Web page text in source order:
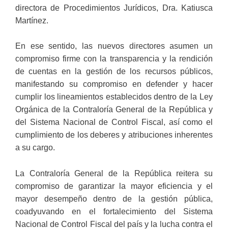
directora de Procedimientos Jurídicos, Dra. Katiusca
Martínez.
En ese sentido, las nuevos directores asumen un
compromiso firme con la transparencia y la rendición
de cuentas en la gestión de los recursos públicos,
manifestando su compromiso en defender y hacer
cumplir los lineamientos establecidos dentro de la Ley
Orgánica de la Contraloría General de la República y
del Sistema Nacional de Control Fiscal, así como el
cumplimiento de los deberes y atribuciones inherentes
a su cargo.
La Contraloría General de la República reitera su
compromiso de garantizar la mayor eficiencia y el
mayor desempeño dentro de la gestión pública,
coadyuvando en el fortalecimiento del Sistema
Nacional de Control Fiscal del país y la lucha contra el